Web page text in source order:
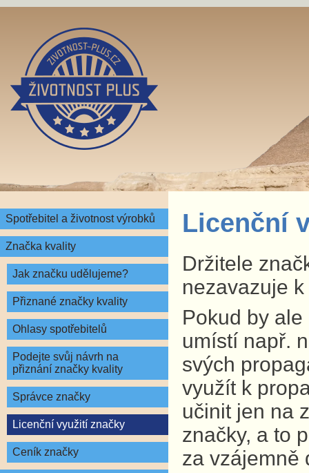
Spotřebitel a životnost výrobků
Značka kvality
Jak značku udělujeme?
Přiznané značky kvality
Ohlasy spotřebitelů
Podejte svůj návrh na
přiznání značky kvality
Správce značky
Licenční využití značky
Ceník značky
Licenční
Držitele
nezavazuje
Pokud by
umístí např.
svých
využít k
učinit jen na
značky, a to
za vzájemně